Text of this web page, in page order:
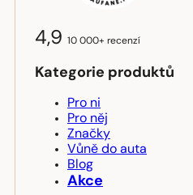
4,9 10 000+ recenzí
Kategorie produktů
Pro ni
Pro něj
Značky
Vůně do auta
Blog
Akce